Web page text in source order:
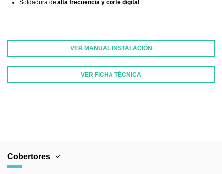
Soldadura de alta frecuencia y corte digital
VER MANUAL INSTALACIÓN
VER FICHA TÉCNICA
PAÍS DE ORIGEN
COLORES
Cobertores